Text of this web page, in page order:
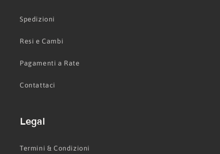
Spedizioni
Resi e Cambi
Pagamenti a Rate
Contattaci
Legal
Termini & Condizioni